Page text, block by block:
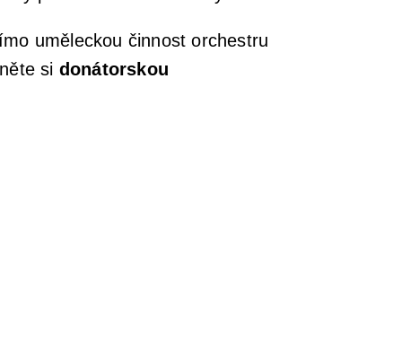
uměleckou činnost orchestru
si donátorskou